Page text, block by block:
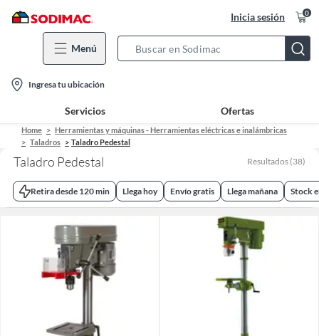
Inicia sesión 0
Menú
Bar
location-
icon
Ingresa tu ubicación
Servicios Ofertas
Home
Herramientas y máquinas - Herramientas eléctricas e inalámbricas
Taladros
Taladro Pedestal
Taladro Pedestal Resultados (38)
Retira desde 120 min Llega hoy Envío gratis Llega mañana Stock